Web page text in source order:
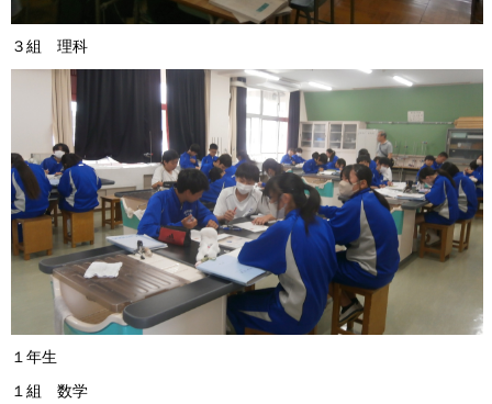
３組 理科 ４組
１年生
１組 数学 ２組